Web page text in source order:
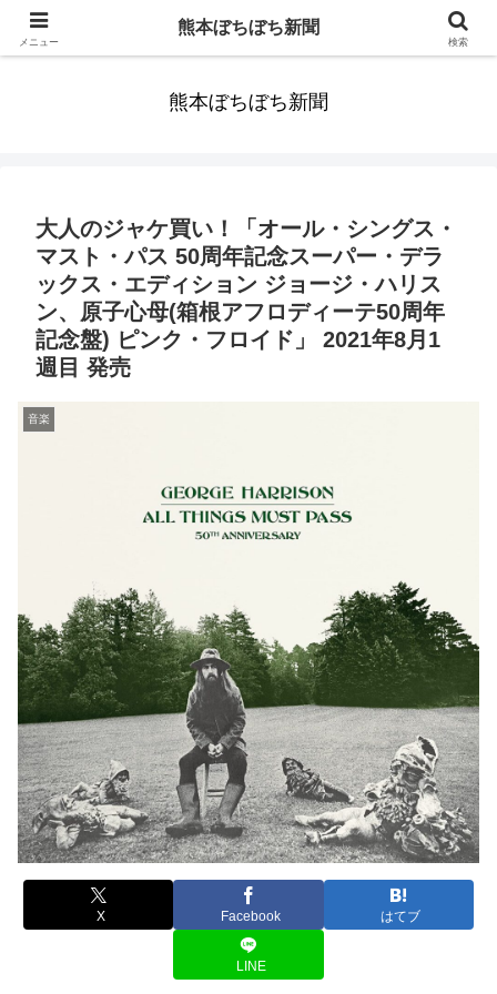
みんなまだ気づかずすごしていたんだわ。ずっといっしょに歩いてゆけるっ
熊本ぼちぼち新聞
大人のジャケ買い！「オール・シングス・
マスト・パス 50周年記念スーパー・デラ
ックス・エディション ジョージ・ハリス
ン、原子心母(箱根アフロディーテ50周年
記念盤) ピンク・フロイド」 2021年8月1
週目 発売
音楽
X Facebook はてブ
LINE
メニュー
熊本ぼちぼち新聞
検索